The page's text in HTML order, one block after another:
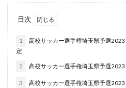
目次
1
高校サッカー選手権埼玉県予選
定
2 高校サッカー選手権埼玉県予選
3 高校サッカー選手権埼玉県予選